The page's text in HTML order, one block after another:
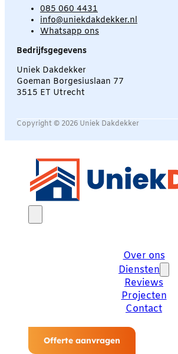
085 060 4431
info@uniekdakdekker.nl
Whatsapp ons
Bedrijfsgegevens
Uniek Dakdekker
Goeman Borgesiuslaan 77
3515 ET Utrecht
Copyright © 2026 Uniek Dakdekker
Over ons
Diensten
Reviews
Projecten
Contact
Offerte aanvragen